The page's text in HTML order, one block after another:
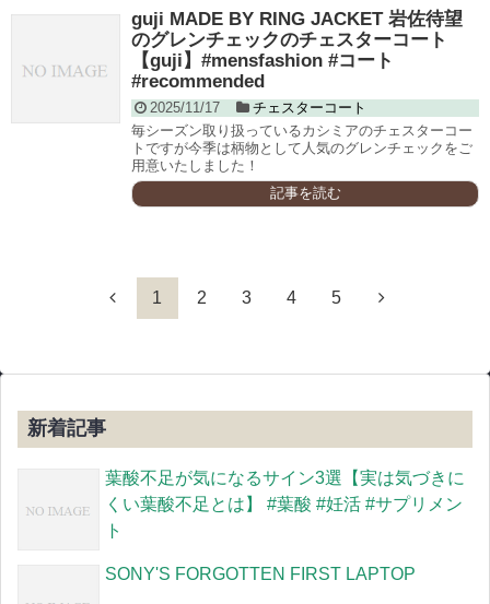
guji MADE BY RING JACKET 岩佐待望
のグレンチェックのチェスターコート
【guji】#mensfashion #コート
#recommended
2025/11/17
チェスターコート
毎シーズン取り扱っているカシミアのチェスターコー
トですが今季は柄物として人気のグレンチェックをご
用意いたしました！
記事を読む
1 2 3 4 5
新着記事
葉酸不足が気になるサイン3選【実は気づきに
くい葉酸不足とは】 #葉酸 #妊活 #サプリメン
ト
SONY'S FORGOTTEN FIRST LAPTOP